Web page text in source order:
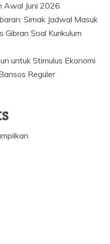
Awal Juni 2026
Simak Jadwal Masuk
Soal Kurikulum
untuk Stimulus Ekonomi
Reguler